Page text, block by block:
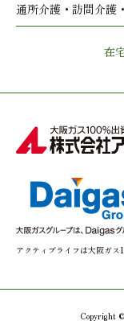
通所介護・訪問介護
在
アクティブライフは大阪ガ
Copyright